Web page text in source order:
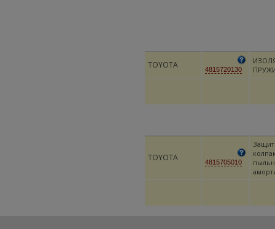
TOYOTA 4815720130
TOYOTA 4815705010